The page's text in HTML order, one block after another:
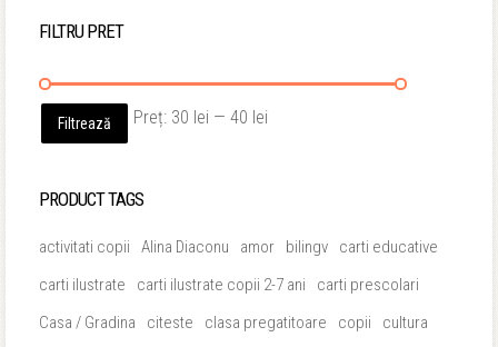
FILTRU PRET
Preț
Preț
Filtrează Preț: 30 lei — 40 lei
PRODUCT TAGS
activitati copii Alina Diaconu amor bilingv
carti educative
carti ilustrate
carti ilustrate copii 2-7 ani
carti prescolari
Casa / Gradina
citeste clasa pregatitoare copii
cultura